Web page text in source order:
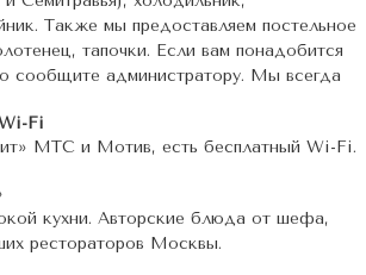
Также мы предоставляем постельное
тапочки. Если вам понадобится
сообщите администратору. Мы всегда
Fi
МТС и Мотив, есть бесплатный Wi-Fi.
кухни. Авторские блюда от шефа,
рестораторов Москвы.